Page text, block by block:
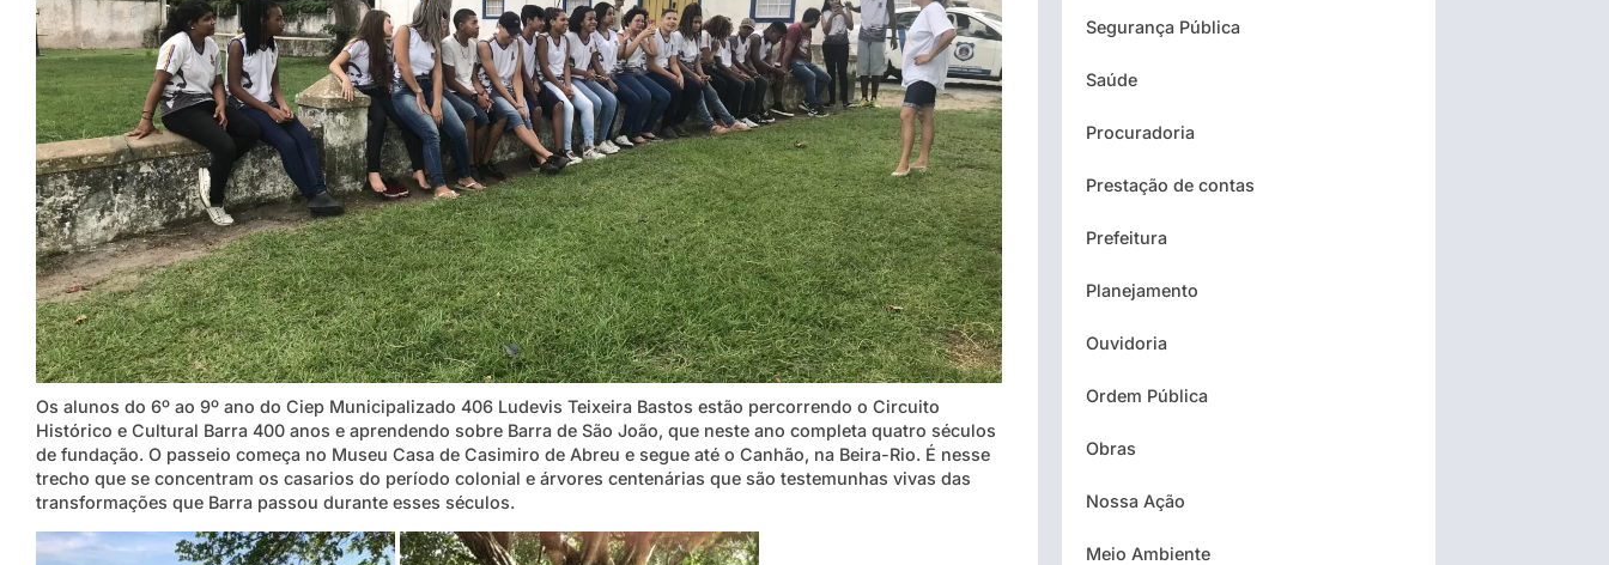
Os alunos do 6º ao 9º ano do Ciep Municipalizado 406 Ludevis Teixeira Bastos estão percorrendo o Circuito
Histórico e Cultural Barra 400 anos e aprendendo sobre Barra de São João, que neste ano completa quatro séculos
de fundação. O passeio começa no Museu Casa de Casimiro de Abreu e segue até o Canhão, na Beira-Rio. É nesse
trecho que se concentram os casarios do período colonial e árvores centenárias que são testemunhas vivas das
transformações que Barra passou durante esses séculos.
Segurança Pública
Saúde
Procuradoria
Prestação de contas
Prefeitura
Planejamento
Ouvidoria
Ordem Pública
Obras
Nossa Ação
Meio Ambiente